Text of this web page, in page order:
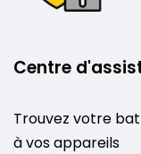
Centre
Trouvez votre
à vos appareils